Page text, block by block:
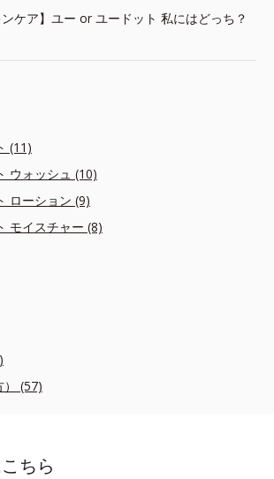
ンケア】ユー or ユードット 私にはどっち？
(11)
ウォッシュ (10)
ローション (9)
モイスチャー (8)
） (57)
ちら